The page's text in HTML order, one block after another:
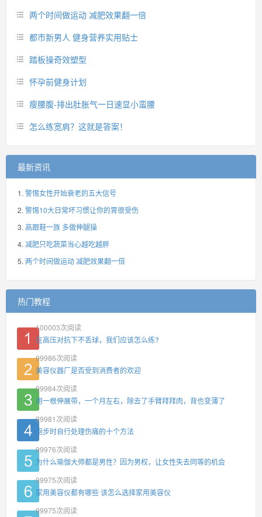
两个时间做运动 减肥效果翻一倍
都市新男人 健身营养实用贴士
踏板操奇效塑型
怀孕前健身计划
瘦腰腹-排出肚胀气一日速显小蛮腰
怎么练宽肩？这就是答案！
最新资讯
警惕女性开始衰老的五大信号
警惕10大日常坏习惯让你的胃很受伤
高跟鞋一族 多做伸腿操
减肥只吃蔬菜当心越吃越胖
两个时间做运动 减肥效果翻一倍
热门教程
100003次阅读
在高压对抗下不丢球，我们应该怎么练?
99986次阅读
美容仪器厂是否受到消费者的欢迎
99984次阅读
用一根伸展带，一个月左右，除去了手臂拜拜肉，背也变薄了
99981 次阅读
跑步时自行处理伤痛的十个方法
99976次阅读
为什么瑜伽大师都是男性？因为男权，让女性失去同等的机会
99975次阅读
家用美容仪都有哪些 该怎么选择家用美容仪
99975次阅读